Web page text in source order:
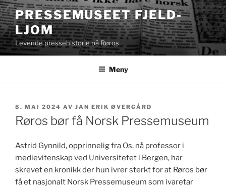
Gå
til
innhold
PRESSEMUSEET FJELD-
LJOM
Levende pressehistorie på Røros
Meny
PUBLISERT
8. MAI 2024 AV JAN ERIK ØVERGÅRD
Røros bør få Norsk Pressemuseum
Astrid Gynnild, opprinnelig fra Os, nå professor i
medievitenskap ved Universitetet i Bergen, har
skrevet en kronikk der hun ivrer sterkt for at Røros bør
få et nasjonalt Norsk Pressemuseum som ivaretar